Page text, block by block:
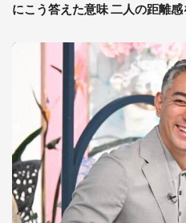
にこう答えた意味 二人の距離